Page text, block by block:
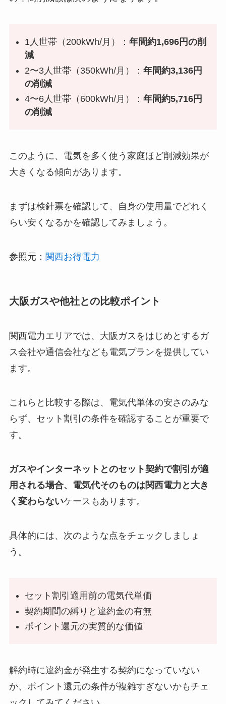
1人世帯（200kWh/月）：年間約1,696円の削
減
2〜3人世帯（350kWh/月）：年間約3,136円
の削減
4〜6人世帯（600kWh/月）：年間約5,716円
の削減
このように、電気を多く使う家庭ほど削減効果が
大きくなる傾向があります。
まずは検針票を確認して、自身の使用量でどれく
らい安くなるかを確認してみましょう。
参照元： 関西お得電力
大阪ガスや他社との比較ポイント
関西電力エリアでは、大阪ガスをはじめとするガ
ス会社や通信会社なども電気プランを提供してい
ます。
これらと比較する際は、電気代単体の安さのみな
らず、セット割引の条件を確認することが重要で
す。
ガスやインターネットとのセット契約で割引が適
用される場合、電気代そのものは関西電力と大き
く変わらないケースもあります。
具体的には、次のような点をチェックしましょ
う。
セット割引適用前の電気代単価
契約期間の縛りと違約金の有無
ポイント還元の実質的な価値
解約時に違約金が発生する契約になっていない
か、ポイント還元の条件が複雑すぎないかもチェ